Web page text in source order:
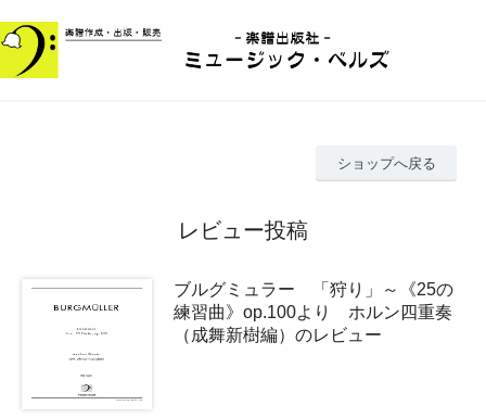
ショップへ戻る
レビュー投稿
ブルグミュラー 「狩り」～《25の
練習曲》op.100より ホルン四重奏
（成舞新樹編）のレビュー